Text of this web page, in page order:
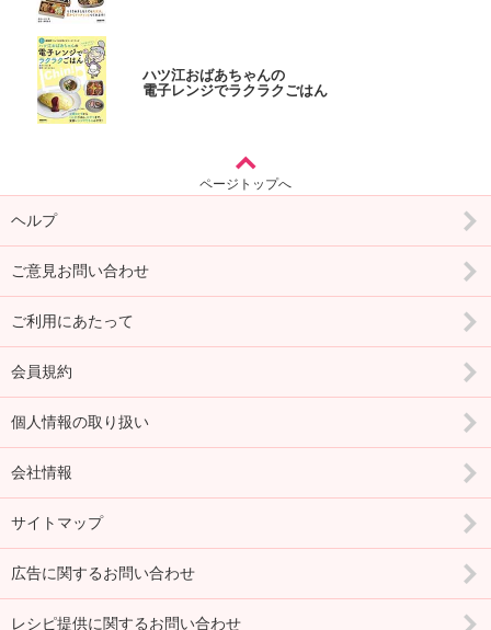
ハツ江おばあちゃんの
電子レンジでラクラクごはん
ページトップへ
ヘルプ
ご意見お問い合わせ
ご利用にあたって
会員規約
個人情報の取り扱い
会社情報
サイトマップ
広告に関するお問い合わせ
レシピ提供に関するお問い合わせ